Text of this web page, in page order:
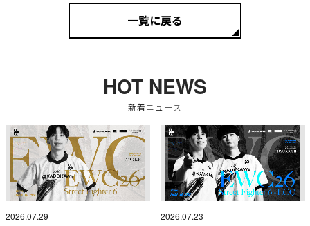
一覧に戻る
HOT NEWS
新着ニュース
2026.07.29 2026.07.23